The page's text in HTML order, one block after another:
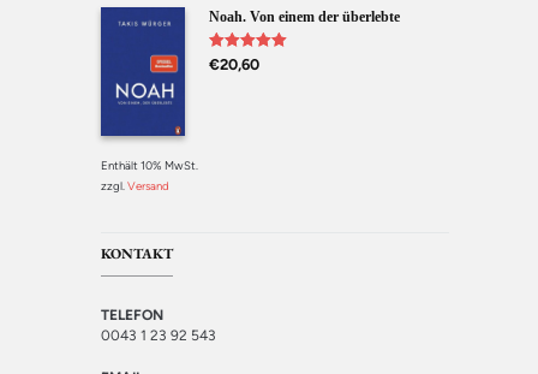
Noah. Von einem der überlebte
Bewertet mit
5.00
von 5
€20,60
Enthält 10% MwSt.
zzgl. Versand
KONTAKT
TELEFON
0043 1 23 92 543